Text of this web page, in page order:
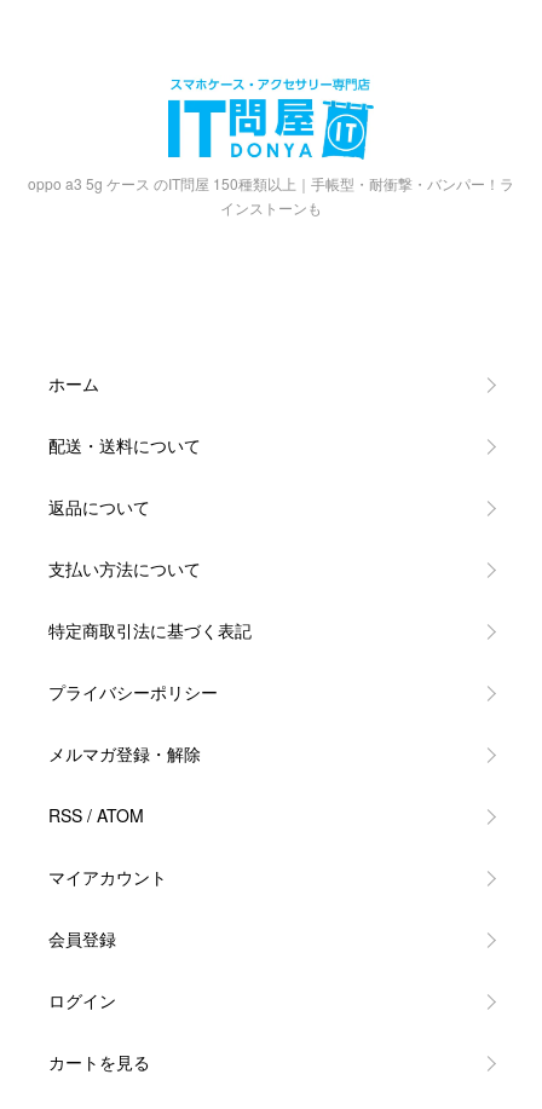
oppo a3 5g ケース のIT問屋 150種類以上｜手帳型・耐衝撃・バンパー！ラ
インストーンも
ホーム
配送・送料について
返品について
支払い方法について
特定商取引法に基づく表記
プライバシーポリシー
メルマガ登録・解除
RSS / ATOM
マイアカウント
会員登録
ログイン
カートを見る